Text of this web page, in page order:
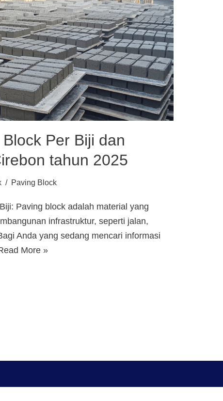
Per Biji dan
tahun 2025
Paving Block
Paving block adalah material yang
infrastruktur, seperti jalan,
Anda yang sedang mencari informasi
More »